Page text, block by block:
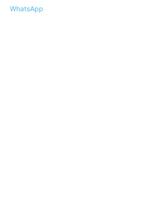
WhatsApp